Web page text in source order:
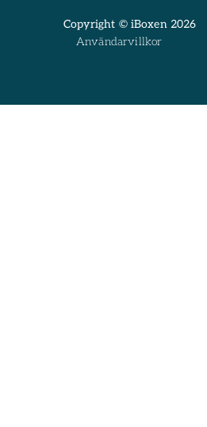
Copyright © iBoxen 2026
Användarvillkor